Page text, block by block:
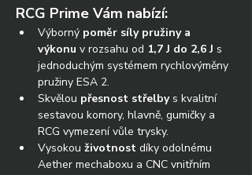
RCG Prime Vám nabízí:
Výborný poměr síly pružiny a
výkonu v rozsahu od 1,7 J do 2,6 J s
jednoduchým systémem rychlovýměny
pružiny ESA 2.
Skvělou přesnost střelby s kvalitní
sestavou komory, hlavně, gumičky a
RCG vymezení vůle trysky.
Vysokou životnost díky odolnému
Aether mechaboxu a CNC vnitřním